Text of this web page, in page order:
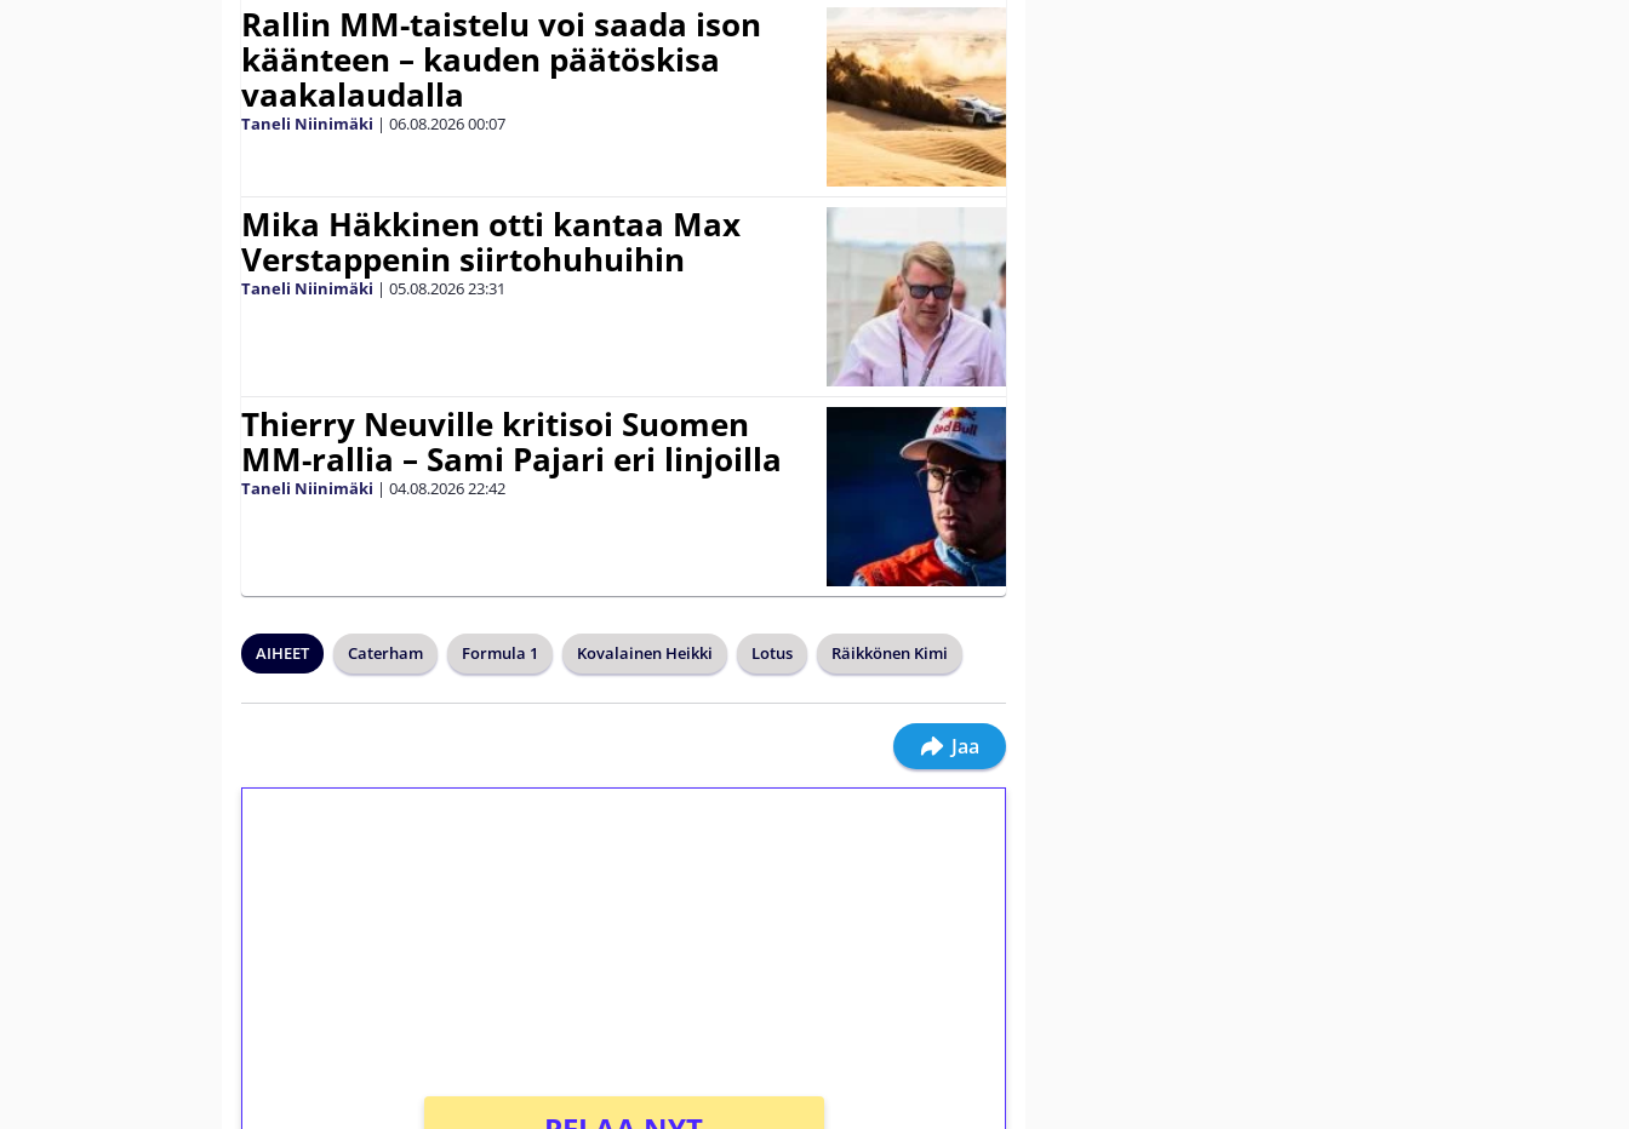
Rallin MM-taistelu voi saada ison
käänteen – kauden päätöskisa
vaakalaudalla
Taneli Niinimäki | 06.08.202600:07
Mika Häkkinen otti kantaa Max
Verstappenin siirtohuhuihin
Taneli Niinimäki | 05.08.202623:31
Thierry Neuville kritisoi Suomen
MM-rallia – Sami Pajari eri linjoilla
Taneli Niinimäki | 04.08.202622:42
AIHEET Caterham Formula 1 Kovalainen Heikki Lotus Räikkönen Kimi
Jaa